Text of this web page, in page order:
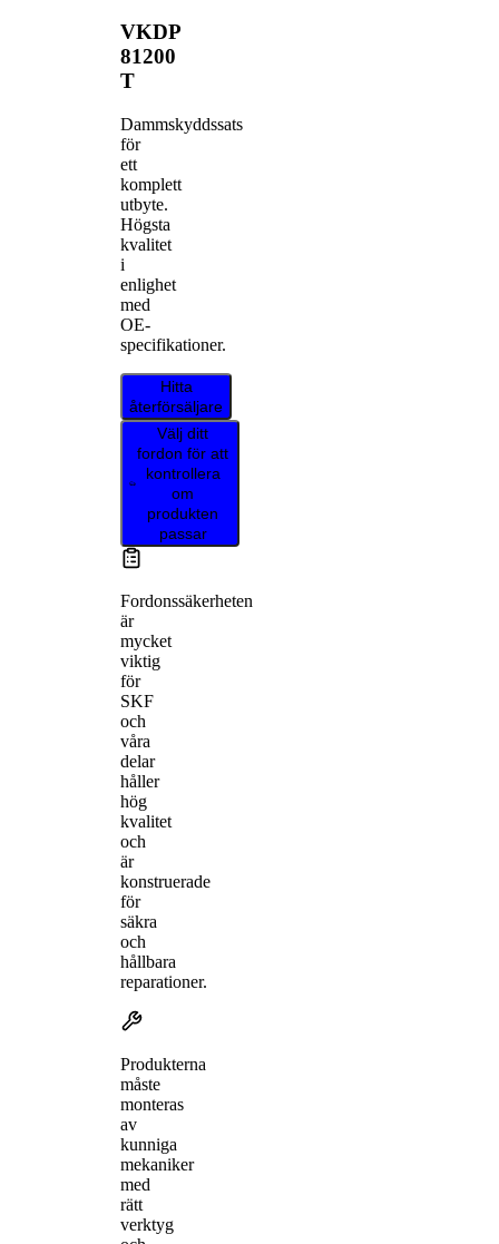
VKDP
81200
T
Dammskyddssats
för
ett
komplett
utbyte.
Högsta
kvalitet
i
enlighet
med
OE-
specifikationer.
Hitta
återförsäljare
Välj ditt
fordon för att
kontrollera
om
produkten
passar
Fordonssäkerheten
är
mycket
viktig
för
SKF
och
våra
delar
håller
hög
kvalitet
och
är
konstruerade
för
säkra
och
hållbara
reparationer.
Produkterna
måste
monteras
av
kunniga
mekaniker
med
rätt
verktyg